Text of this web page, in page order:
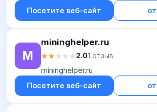
Посетите веб-сайт
M
mininghelper.ru
★★★★★
★★★★★2.01 отзыв
mininghelper.ru
Посетите веб-сайт